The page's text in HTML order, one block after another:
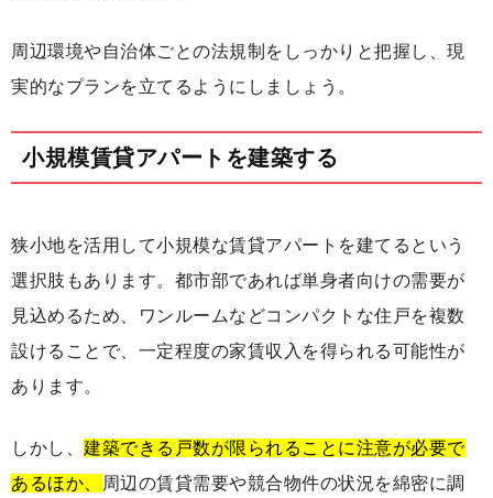
周辺環境や自治体ごとの法規制をしっかりと把握し、現
実的なプランを立てるようにしましょう。
小規模賃貸アパートを建築する
狭小地を活用して小規模な賃貸アパートを建てるという
選択肢もあります。都市部であれば単身者向けの需要が
見込めるため、ワンルームなどコンパクトな住戸を複数
設けることで、一定程度の家賃収入を得られる可能性が
あります。
しかし、 建築できる戸数が限られることに注意が必要で
あるほか、 周辺の賃貸需要や競合物件の状況を綿密に調